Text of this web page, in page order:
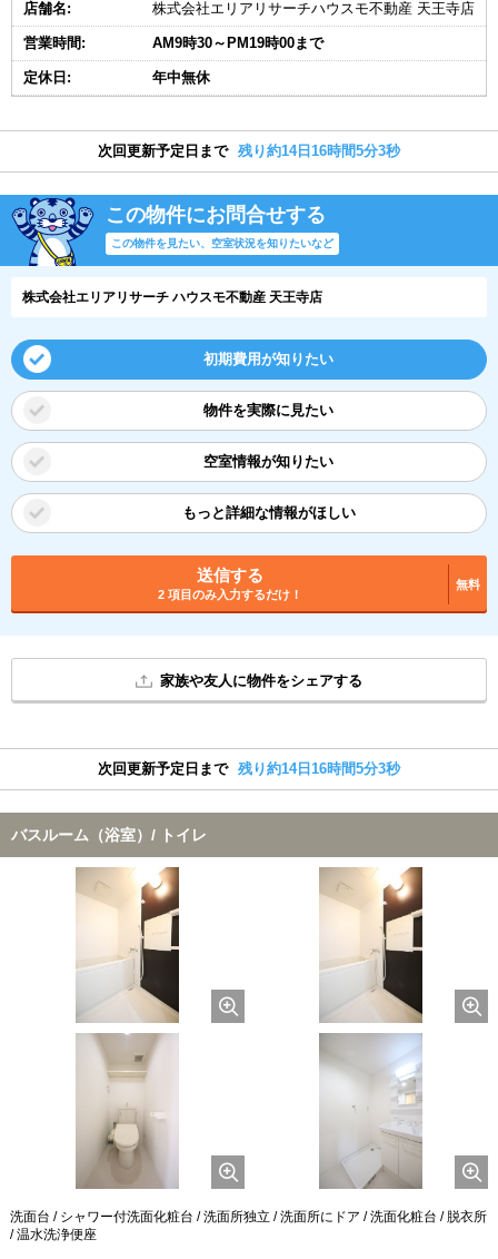
店舗名: 株式会社エリアリサーチハウスモ不動産 天王寺店
営業時間: AM9時30～PM19時00まで
定休日: 年中無休
次回更新予定日まで 残り約14日16時間5分3秒
この物件にお問合せする
この物件を見たい、空室状況を知りたいなど
株式会社エリアリサーチ ハウスモ不動産 天王寺店
初期費用が知りたい
物件を実際に見たい
空室情報が知りたい
もっと詳細な情報がほしい
送信する
2 項目のみ入力するだけ！
無料
家族や友人に物件をシェアする
次回更新予定日まで 残り約14日16時間5分3秒
バスルーム（浴室）/ トイレ
洗面台 / シャワー付洗面化粧台 / 洗面所独立 / 洗面所にドア / 洗面化粧台 / 脱衣所
/ 温水洗浄便座